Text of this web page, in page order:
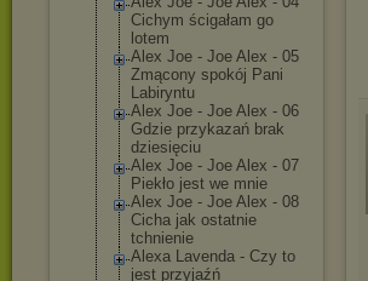
Cichym ścigałam go
lotem
Alex Joe - Joe Alex - 05
Zmącony spokój Pani
Labiryntu
Alex Joe - Joe Alex - 06
Gdzie przykazań brak
dziesięciu
Alex Joe - Joe Alex - 07
Piekło jest we mnie
Alex Joe - Joe Alex - 08
Cicha jak ostatnie
tchnienie
Alexa Lavenda - Czy to
jest przyjaźń